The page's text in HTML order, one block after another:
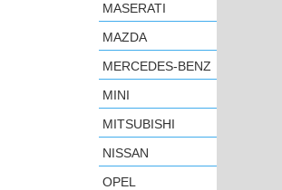
MASERATI
MAZDA
MERCEDES-BENZ
MINI
MITSUBISHI
NISSAN
OPEL